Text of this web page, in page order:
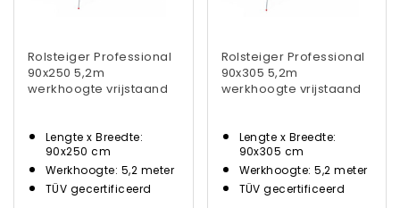
Rolsteiger Professional
90x250 5,2m
werkhoogte vrijstaand
Lengte x Breedte:
90x250 cm
Werkhoogte: 5,2 meter
TÜV gecertificeerd
Rolsteiger Professional
90x305 5,2m
werkhoogte vrijstaand
Lengte x Breedte:
90x305 cm
Werkhoogte: 5,2 meter
TÜV gecertificeerd